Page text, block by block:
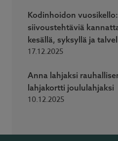
Kodinhoidon
siivoustehtäviä
kesällä, syksyllä ja
17.12.2025
Anna lahjaksi
lahjakortti joululahjaksi
10.12.2025